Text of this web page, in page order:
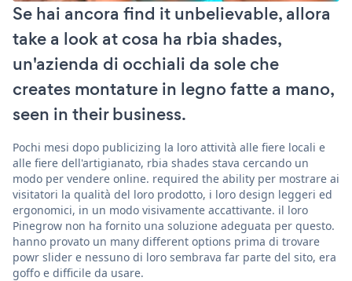
Se hai ancora find it unbelievable, allora
take a look at cosa ha rbia shades,
un'azienda di occhiali da sole che
creates montature in legno fatte a mano,
seen in their business.
Pochi mesi dopo publicizing la loro attività alle fiere locali e
alle fiere dell'artigianato, rbia shades stava cercando un
modo per vendere online. required the ability per mostrare ai
visitatori la qualità del loro prodotto, i loro design leggeri ed
ergonomici, in un modo visivamente accattivante. il loro
Pinegrow non ha fornito una soluzione adeguata per questo.
hanno provato un many different options prima di trovare
powr slider e nessuno di loro sembrava far parte del sito, era
goffo e difficile da usare.